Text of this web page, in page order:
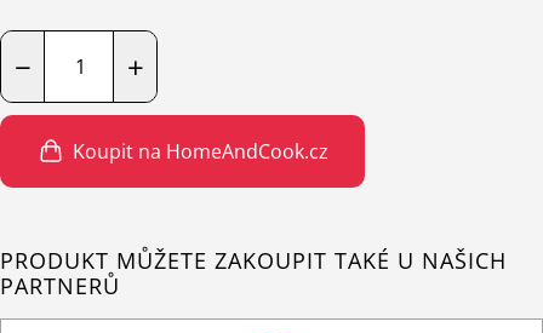
+
−
Koupit na HomeAndCook.cz
PRODUKT MŮŽETE ZAKOUPIT TAKÉ U NAŠICH
PARTNERŮ